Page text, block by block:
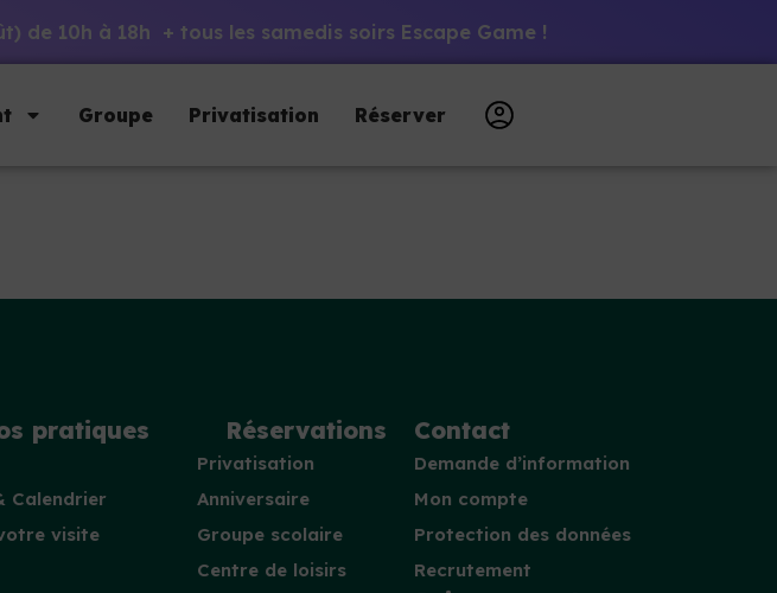
de 10h à 18h + tous les samedis soirs Escape Game !
Groupe Privatisation Réserver
pratiques
Calendrier
visite
Réservations
Privatisation
Anniversaire
Groupe scolaire
Centre de loisirs
Contact
Demande d’information
Mon compte
Protection des données
Recrutement